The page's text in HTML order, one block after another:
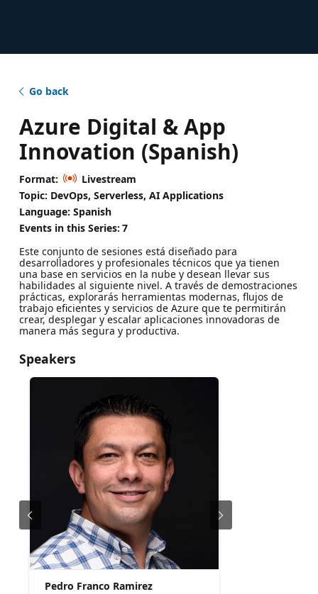
Go back
Azure Digital & App
Innovation (Spanish)
Format:
Livestream
Topic: DevOps, Serverless, AI Applications
Language: Spanish
Events in this Series: 7
Este conjunto de sesiones está diseñado para
desarrolladores y profesionales técnicos que ya tienen
una base en servicios en la nube y desean llevar sus
habilidades al siguiente nivel. A través de demostraciones
prácticas, explorarás herramientas modernas, flujos de
trabajo eficientes y servicios de Azure que te permitirán
crear, desplegar y escalar aplicaciones innovadoras de
manera más segura y productiva.
Speakers
Pedro Franco Ramirez